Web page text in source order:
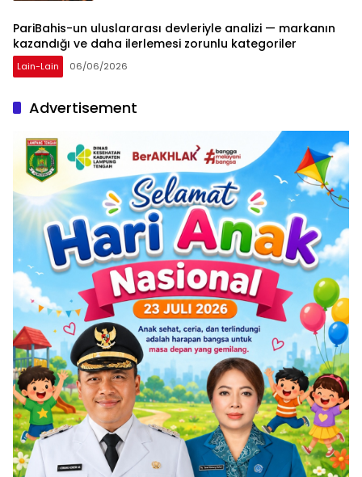
PariBahis-un uluslararası devleriyle analizi — markanın
kazandığı ve daha ilerlemesi zorunlu kategoriler
Lain-Lain 06/06/2026
Advertisement